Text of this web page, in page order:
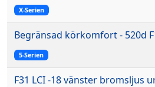
X-Serien
Begränsad körkomfort - 520d
5-Serien
F31 LCI -18 vänster bromsljus